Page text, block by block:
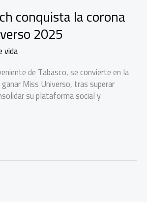
conquista la corona
2025
vida
de Tabasco, se convierte en la
Miss Universo, tras superar
su plataforma social y